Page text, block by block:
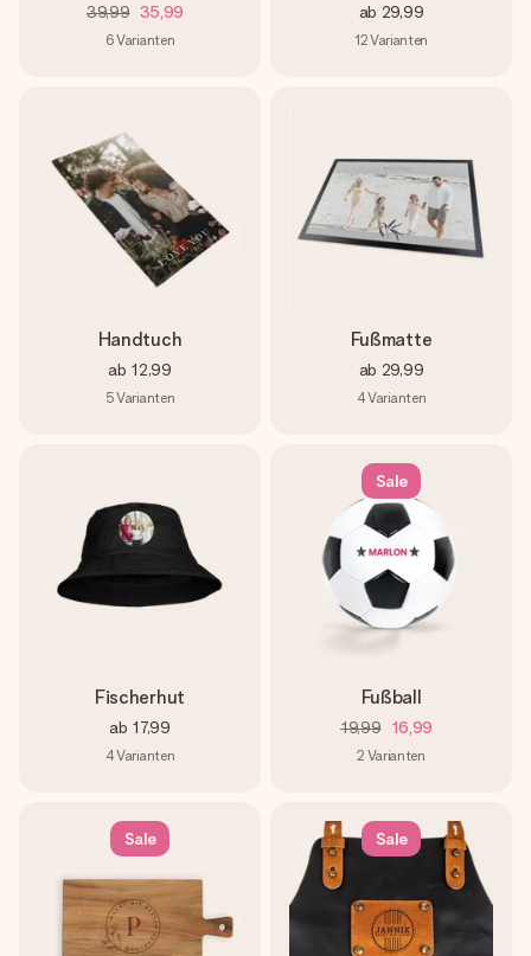
39,99 35,99
6Varianten
ab 29,99
12Varianten
Handtuch
ab 12,99
5Varianten
Fußmatte
ab 29,99
4Varianten
Fischerhut
ab 17,99
4Varianten
Sale
Fußball
19,99 16,99
2 Varianten
Sale Sale